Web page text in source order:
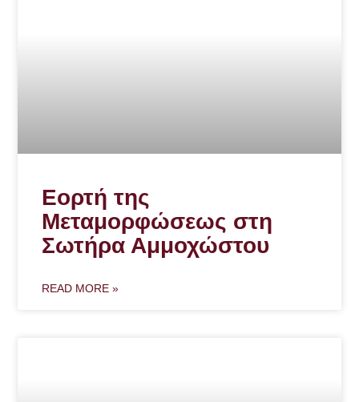
Εορτή της
Μεταμορφώσεως στη
Σωτήρα Αμμοχώστου
READ MORE »